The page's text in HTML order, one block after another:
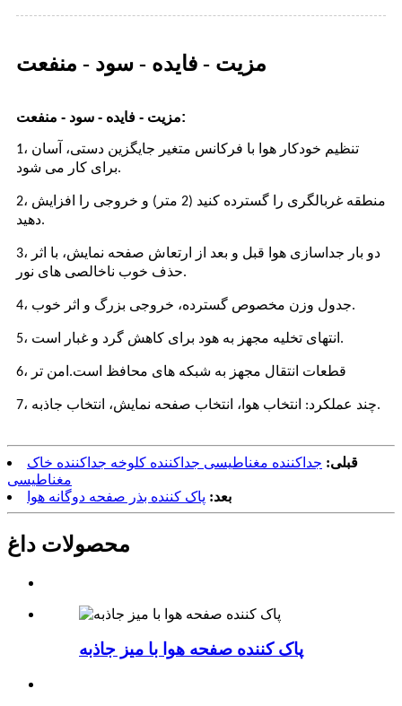
مزیت - فایده - سود - منفعت
مزیت - فایده - سود - منفعت:
1، تنظیم خودکار هوا با فرکانس متغیر جایگزین دستی، آسان
برای کار می شود.
2، منطقه غربالگری را گسترده کنید (2 متر) و خروجی را افزایش
دهید.
3، دو بار جداسازی هوا قبل و بعد از ارتعاش صفحه نمایش، با اثر
حذف خوب ناخالصی های نور.
4، جدول وزن مخصوص گسترده، خروجی بزرگ و اثر خوب.
5، انتهای تخلیه مجهز به هود برای کاهش گرد و غبار است.
6، قطعات انتقال مجهز به شبکه های محافظ است.امن تر
7، چند عملکرد: انتخاب هوا، انتخاب صفحه نمایش، انتخاب جاذبه.
قبلی: جداکننده مغناطیسی جداکننده کلوخه جداکننده خاک
مغناطیسی
بعد: پاک کننده بذر صفحه دوگانه هوا
محصولات داغ
پاک کننده صفحه هوا با میز جاذبه